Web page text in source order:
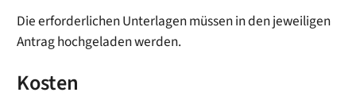
Die erforderlichen Unterlagen müssen in den jeweiligen
Antrag hochgeladen werden.
Kosten